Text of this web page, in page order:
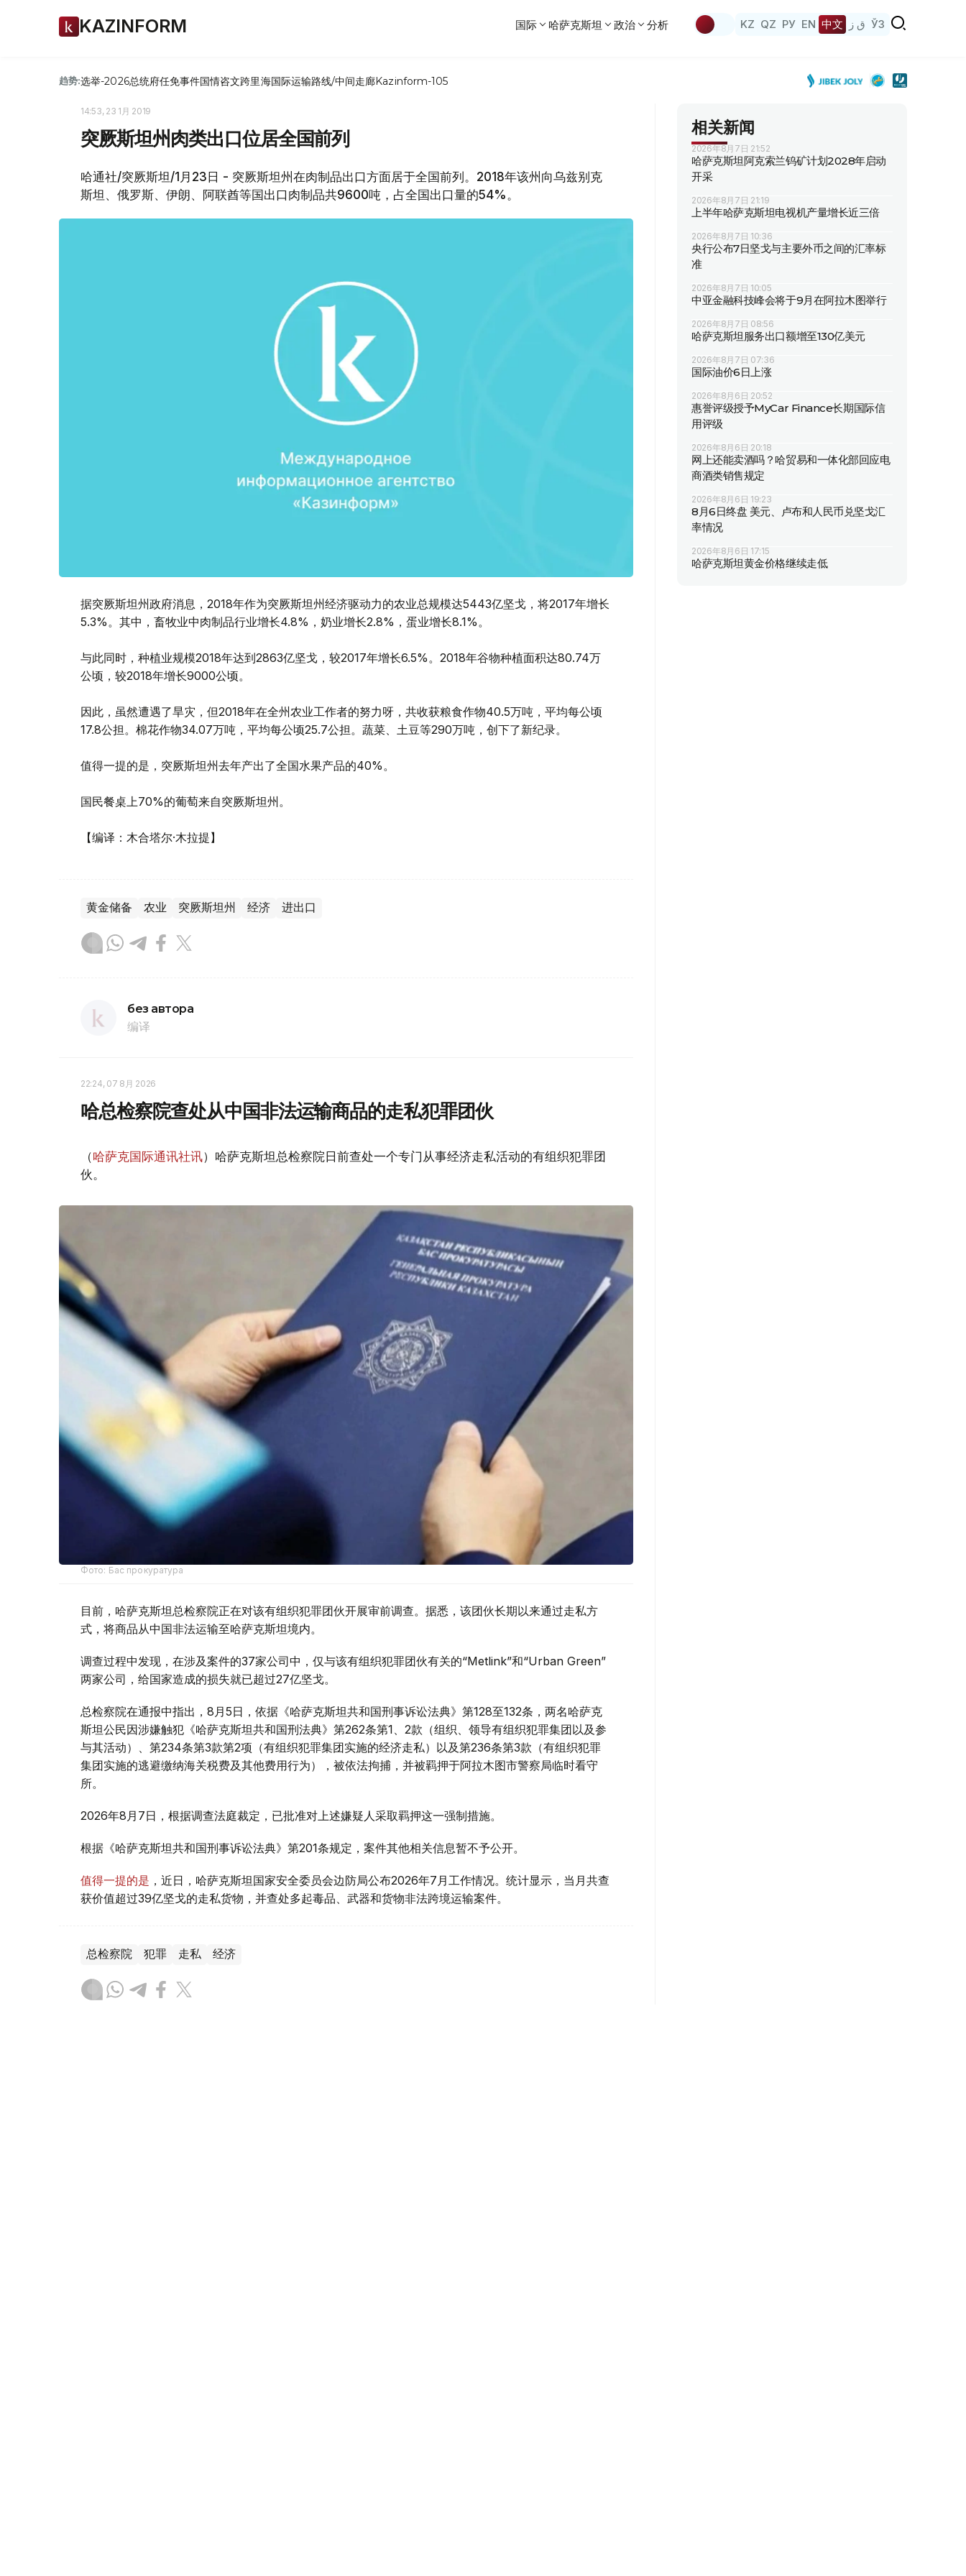
KAZINFORM 国际 哈萨克斯坦 政治 分析 KZ QZ РУ EN 中文 ق ز ЎЗ
趋势:选举-2026总统府任免事件国情咨文跨里海国际运输路线/中间走廊Kazinform-105
14:53, 23 1月 2019
突厥斯坦州肉类出口位居全国前列
哈通社/突厥斯坦/1月23日 - 突厥斯坦州在肉制品出口方面居于全国前列。2018年该州向乌兹别克
斯坦、俄罗斯、伊朗、阿联酋等国出口肉制品共9600吨，占全国出口量的54%。
据突厥斯坦州政府消息，2018年作为突厥斯坦州经济驱动力的农业总规模达5443亿坚戈，将2017年增长
5.3%。其中，畜牧业中肉制品行业增长4.8%，奶业增长2.8%，蛋业增长8.1%。
与此同时，种植业规模2018年达到2863亿坚戈，较2017年增长6.5%。2018年谷物种植面积达80.74万
公顷，较2018年增长9000公顷。
因此，虽然遭遇了旱灾，但2018年在全州农业工作者的努力呀，共收获粮食作物40.5万吨，平均每公顷
17.8公担。棉花作物34.07万吨，平均每公顷25.7公担。蔬菜、土豆等290万吨，创下了新纪录。
值得一提的是，突厥斯坦州去年产出了全国水果产品的40%。
国民餐桌上70%的葡萄来自突厥斯坦州。
【编译：木合塔尔·木拉提】
黄金储备 农业 突厥斯坦州 经济 进出口
без автора
编译
22:24, 07 8月 2026
哈总检察院查处从中国非法运输商品的走私犯罪团伙
（哈萨克国际通讯社讯）哈萨克斯坦总检察院日前查处一个专门从事经济走私活动的有组织犯罪团
伙。
Фото: Бас прокуратура
目前，哈萨克斯坦总检察院正在对该有组织犯罪团伙开展审前调查。据悉，该团伙长期以来通过走私方
式，将商品从中国非法运输至哈萨克斯坦境内。
调查过程中发现，在涉及案件的37家公司中，仅与该有组织犯罪团伙有关的“Metlink”和“Urban Green”
两家公司，给国家造成的损失就已超过27亿坚戈。
总检察院在通报中指出，8月5日，依据《哈萨克斯坦共和国刑事诉讼法典》第128至132条，两名哈萨克
斯坦公民因涉嫌触犯《哈萨克斯坦共和国刑法典》第262条第1、2款（组织、领导有组织犯罪集团以及参
与其活动）、第234条第3款第2项（有组织犯罪集团实施的经济走私）以及第236条第3款（有组织犯罪
集团实施的逃避缴纳海关税费及其他费用行为），被依法拘捕，并被羁押于阿拉木图市警察局临时看守
所。
2026年8月7日，根据调查法庭裁定，已批准对上述嫌疑人采取羁押这一强制措施。
根据《哈萨克斯坦共和国刑事诉讼法典》第201条规定，案件其他相关信息暂不予公开。
值得一提的是 ，近日，哈萨克斯坦国家安全委员会边防局公布2026年7月工作情况。统计显示，当月共查
获价值超过39亿坚戈的走私货物，并查处多起毒品、武器和货物非法跨境运输案件。
总检察院 犯罪 走私 经济
相关新闻
2026年8月7日 21:52
哈萨克斯坦阿克索兰钨矿计划2028年启动
开采
2026年8月7日 21:19
上半年哈萨克斯坦电视机产量增长近三倍
2026年8月7日 10:36
央行公布7日坚戈与主要外币之间的汇率标
准
2026年8月7日 10:05
中亚金融科技峰会将于9月在阿拉木图举行
2026年8月7日 08:56
哈萨克斯坦服务出口额增至130亿美元
2026年8月7日 07:36
国际油价6日上涨
2026年8月6日 20:52
惠誉评级授予MyCar Finance长期国际信
用评级
2026年8月6日 20:18
网上还能卖酒吗？哈贸易和一体化部回应电
商酒类销售规定
2026年8月6日 19:23
8月6日终盘 美元、卢布和人民币兑坚戈汇
率情况
2026年8月6日 17:15
哈萨克斯坦黄金价格继续走低